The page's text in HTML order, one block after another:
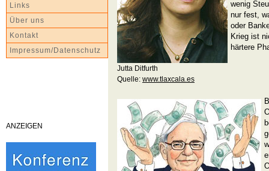
Links
Über uns
Kontakt
Impressum/Datenschutz
ANZEIGEN
Jutta Ditfurth
Quelle: www.tlaxcala.es
wenig
nur fest,
oder
Krieg ist
härtere